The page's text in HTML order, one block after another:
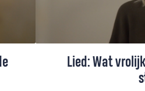
Lied: Wat